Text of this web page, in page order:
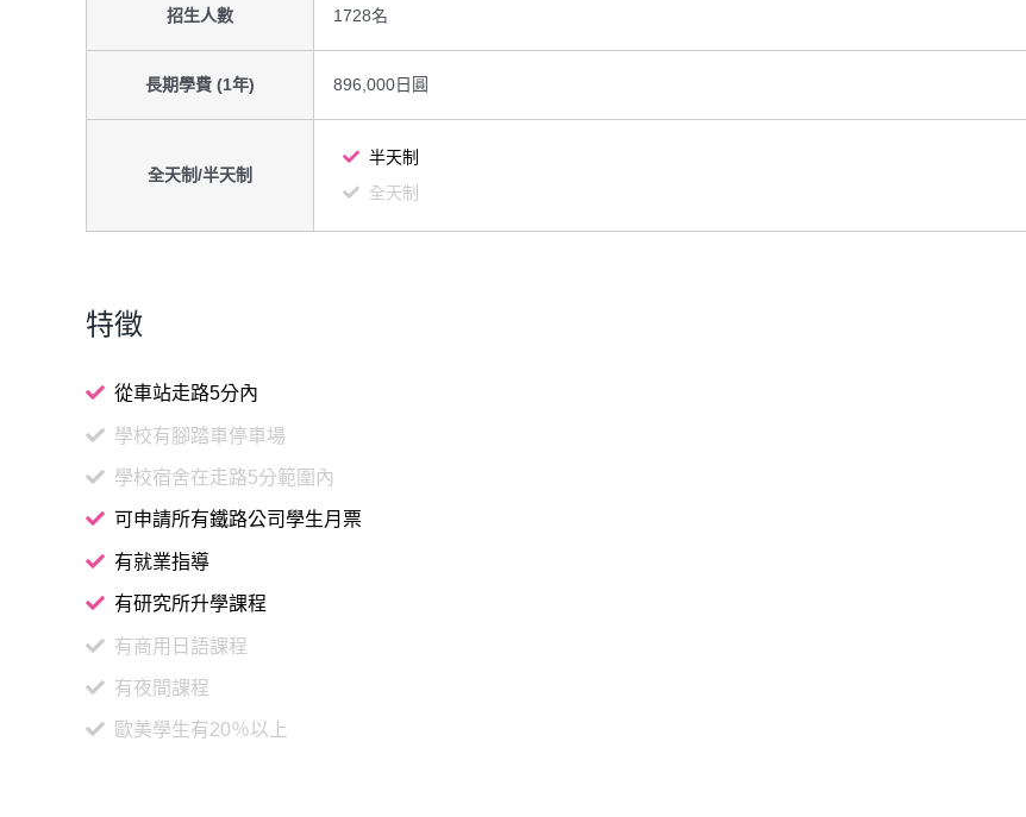
招生人數 1728名
長期學費 (1年) 896,000日圓
全天制/半天制
半天制
全天制
特徵
從車站走路5分內
學校有腳踏車停車場
學校宿舍在走路5分範圍內
可申請所有鐵路公司學生月票
有就業指導
有研究所升學課程
有商用日語課程
有夜間課程
歐美學生有20％以上